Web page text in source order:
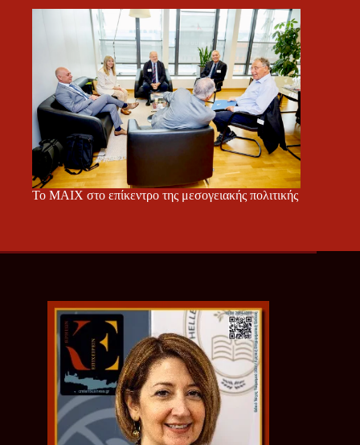
Το ΜΑΙΧ στο επίκεντρο της μεσογειακής πολιτικής